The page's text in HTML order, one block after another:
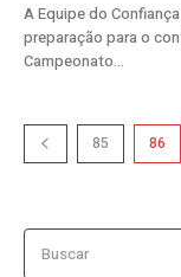
A Equipe do
preparação para o confronto da série
Campeonato...
85 86
Buscar